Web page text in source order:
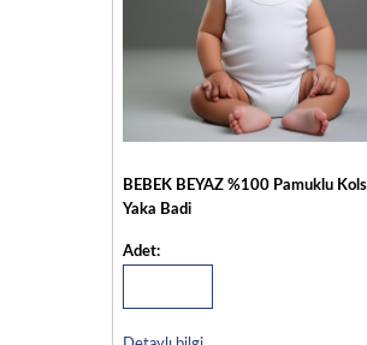
BEBEK BEYAZ %100 Pamuklu
Yaka Badi
Adet: